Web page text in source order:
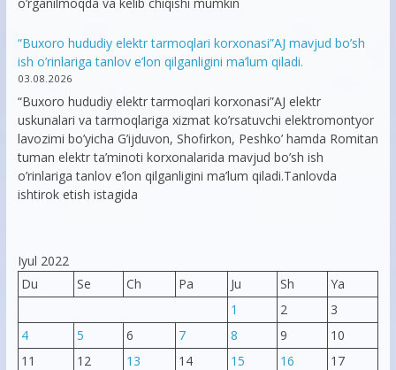
“Buxoro hududiy elektr tarmoqlari korxonasi”AJ mavjud bo’sh
ish o’rinlariga tanlov e’lon qilganligini ma’lum qiladi.
03.08.2026
“Buxoro hududiy elektr tarmoqlari korxonasi”AJ elektr
uskunalari va tarmoqlariga xizmat ko’rsatuvchi elektromontyor
lavozimi bo’yicha G’ijduvon, Shofirkon, Peshko’ hamda Romitan
tuman elektr ta’minoti korxonalarida mavjud bo’sh ish
o’rinlariga tanlov e’lon qilganligini ma’lum qiladi.Tanlovda
ishtirok etish istagida
Iyul 2022
Du
Se Ch Pa Ju Sh
Ya
1
2
3
4
5 6 7 8 9
10
11
12 13 14 15 16
17